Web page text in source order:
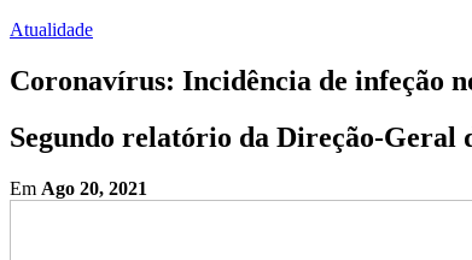
Atualidade
Coronavírus: Incidência de infeção
Segundo relatório da Direção-Geral
Em Ago 20, 2021